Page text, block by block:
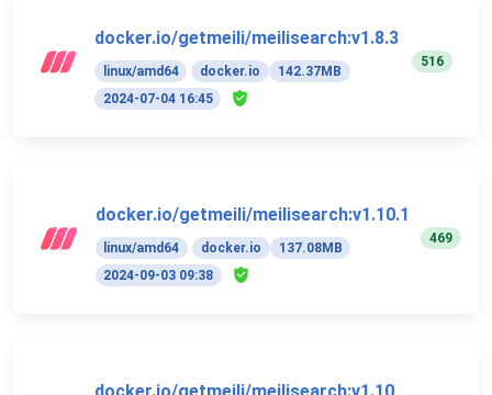
docker.io/getmeili/meilisearch:v1.8.3
linux/amd64 docker.io
142.37MB
2024-07-04 16:45
516
docker.io/getmeili/meilisearch:v1.10.1
linux/amd64 docker.io
137.08MB
2024-09-03 09:38
469